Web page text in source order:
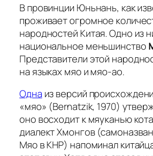
В провинции Юньнань, как
проживает огромное
народностей Китая. Одно из
национальное меньшинство
Представители этой
на языках мяо имяо-ао.
Одна из версий
«мяо» (Bernatzik, 1970)
оно восходит к мяуканью
диалект Хмонгов
Мяо в КНР) напоминал